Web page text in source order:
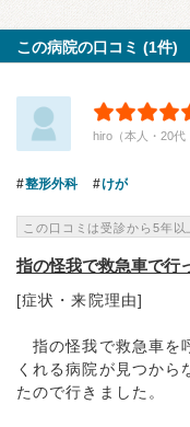
この病院の口コミ (1件)
hiro（本人・20代
整形外科 けが
この口コミは受診から5年以
指の怪我で救急車で行
[症状・来院理由]
指の怪我で救急車を
くれる病院が見つから
たので行きました。